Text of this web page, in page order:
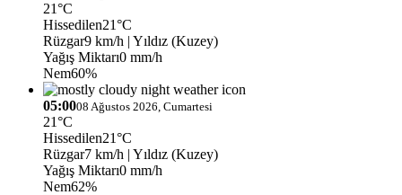
21°C
Hissedilen21°C
Rüzgar9 km/h | Yıldız (Kuzey)
Yağış Miktarı0 mm/h
Nem60%
05:0008 Ağustos 2026, Cumartesi
21°C
Hissedilen21°C
Rüzgar7 km/h | Yıldız (Kuzey)
Yağış Miktarı0 mm/h
Nem62%